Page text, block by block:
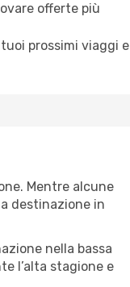
offerte più
prossimi viaggi e
Mentre alcune
destinazione in
nella bassa
l’alta stagione e